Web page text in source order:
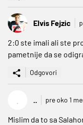
Elvis Fejzic
2:0 ste imali ali ste
pametnije da se
Odgovori
. .. pre oko 1
Mislim da to sa